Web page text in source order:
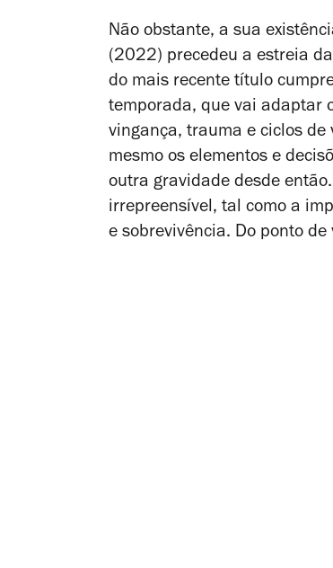
Não obstante, a sua
(2022) precedeu a estreia
do mais recente título
temporada, que vai adaptar
vingança, trauma e ciclos
mesmo os elementos e
outra gravidade desde
irrepreensível, tal como a
e sobrevivência. Do ponto